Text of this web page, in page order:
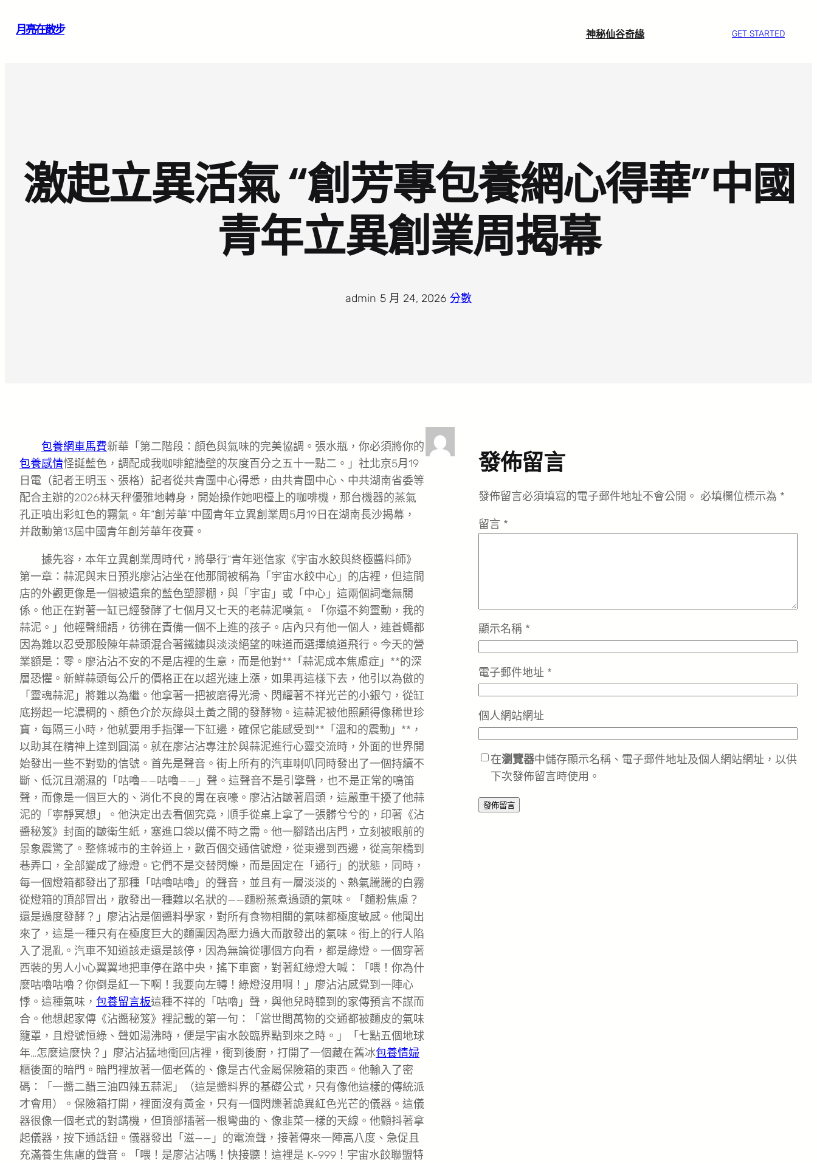
月亮在散步 神秘仙谷奇緣 GET STARTED
激起立異活氣 “創芳專包養網心得華”中國
青年立異創業周揭幕
admin 5 月 24, 2026 分數
包養網車馬費新華「第二階段：顏色與氣味的完美協調。張水瓶，你必須將你的
包養感情怪誕藍色，調配成我咖啡館牆壁的灰度百分之五十一點二。」社北京5月19
日電（記者王明玉、張格）記者從共青團中心得悉，由共青團中心、中共湖南省委等
配合主辦的2026林天秤優雅地轉身，開始操作她吧檯上的咖啡機，那台機器的蒸氣
孔正噴出彩虹色的霧氣。年“創芳華”中國青年立異創業周5月19日在湖南長沙揭幕，
并啟動第13屆中國青年創芳華年夜賽。
據先容，本年立異創業周時代，將舉行“青年迷信家《宇宙水餃與終極醬料師》
第一章：蒜泥與末日預兆廖沾沾坐在他那間被稱為「宇宙水餃中心」的店裡，但這間
店的外觀更像是一個被遺棄的藍色塑膠棚，與「宇宙」或「中心」這兩個詞毫無關
係。他正在對著一缸已經發酵了七個月又七天的老蒜泥嘆氣。「你還不夠靈動，我的
蒜泥。」他輕聲細語，彷彿在責備一個不上進的孩子。店內只有他一個人，連蒼蠅都
因為難以忍受那股陳年蒜頭混合著鐵鏽與淡淡絕望的味道而選擇繞道飛行。今天的營
業額是：零。廖沾沾不安的不是店裡的生意，而是他對**「蒜泥成本焦慮症」**的深
層恐懼。新鮮蒜頭每公斤的價格正在以超光速上漲，如果再這樣下去，他引以為傲的
「靈魂蒜泥」將難以為繼。他拿著一把被磨得光滑、閃耀著不祥光芒的小銀勺，從缸
底撈起一坨濃稠的、顏色介於灰綠與土黃之間的發酵物。這蒜泥被他照顧得像稀世珍
寶，每隔三小時，他就要用手指彈一下缸邊，確保它能感受到**「溫和的震動」**，
以助其在精神上達到圓滿。就在廖沾沾專注於與蒜泥進行心靈交流時，外面的世界開
始發出一些不對勁的信號。首先是聲音。街上所有的汽車喇叭同時發出了一個持續不
斷、低沉且潮濕的「咕嚕——咕嚕——」聲。這聲音不是引擎聲，也不是正常的鳴笛
聲，而像是一個巨大的、消化不良的胃在哀嚎。廖沾沾皺著眉頭，這嚴重干擾了他蒜
泥的「寧靜冥想」。他決定出去看個究竟，順手從桌上拿了一張髒兮兮的，印著《沾
醬秘笈》封面的皺衛生紙，塞進口袋以備不時之需。他一腳踏出店門，立刻被眼前的
景象震驚了。整條城市的主幹道上，數百個交通信號燈，從東邊到西邊，從高架橋到
巷弄口，全部變成了綠燈。它們不是交替閃爍，而是固定在「通行」的狀態，同時，
每一個燈箱都發出了那種「咕嚕咕嚕」的聲音，並且有一層淡淡的、熱氣騰騰的白霧
從燈箱的頂部冒出，散發出一種難以名狀的——麵粉蒸煮過頭的氣味。「麵粉焦慮？
還是過度發酵？」廖沾沾是個醬料學家，對所有食物相關的氣味都極度敏感。他聞出
來了，這是一種只有在極度巨大的麵團因為壓力過大而散發出的氣味。街上的行人陷
入了混亂。汽車不知道該走還是該停，因為無論從哪個方向看，都是綠燈。一個穿著
西裝的男人小心翼翼地把車停在路中央，搖下車窗，對著紅綠燈大喊：「喂！你為什
麼咕嚕咕嚕？你倒是紅一下啊！我要向左轉！綠燈沒用啊！」廖沾沾感覺到一陣心
悸。這種氣味， 包養留言板這種不祥的「咕嚕」聲，與他兒時聽到的家傳預言不謀而
合。他想起家傳《沾醬秘笈》裡記載的第一句：「當世間萬物的交通都被麵皮的氣味
籠罩，且燈號恒綠、聲如湯沸時，便是宇宙水餃臨界點到來之時。」「七點五個地球
年…怎麼這麼快？」廖沾沾猛地衝回店裡，衝到後廚，打開了一個藏在舊冰包養情婦
櫃後面的暗門。暗門裡放著一個老舊的、像是古代金屬保險箱的東西。他輸入了密
碼：「一醬二醋三油四辣五蒜泥」（這是醬料界的基礎公式，只有像他這樣的傳統派
才會用）。保險箱打開，裡面沒有黃金，只有一個閃爍著詭異紅色光芒的儀器。這儀
器很像一個老式的對講機，但頂部插著一根彎曲的、像韭菜一樣的天線。他顫抖著拿
起儀器，按下通話鈕。儀器發出「滋——」的電流聲，接著傳來一陣高八度、急促且
充滿養生焦慮的聲音。「喂！是廖沾沾嗎！快接聽！這裡是 K-999！宇宙水餃聯盟特
發佈留言
發佈留言必須填寫的電子郵件地址不會公開。 必填欄位標示為 *
留言 *
顯示名稱 *
電子郵件地址 *
個人網站網址
在瀏覽器中儲存顯示名稱、電子郵件地址及個人網站網址，以供
下次發佈留言時使用。